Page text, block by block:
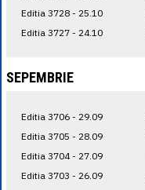
Editia 3728 - 25.10
Editia 3727 - 24.10
SEPEMBRIE
Editia 3706 - 29.09
Editia 3705 - 28.09
Editia 3704 - 27.09
Editia 3703 - 26.09